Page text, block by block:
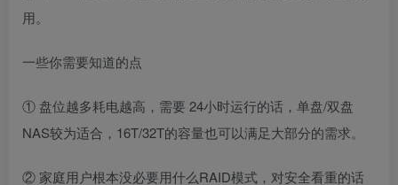
用。
一些你需要知道的点
① 盘位越多耗电越高，需要 24小时运行的话，单盘/双盘
NAS较为适合，16T/32T的容量也可以满足大部分的需求。
② 家庭用户根本没必要用什么RAID模式，对安全看重的话